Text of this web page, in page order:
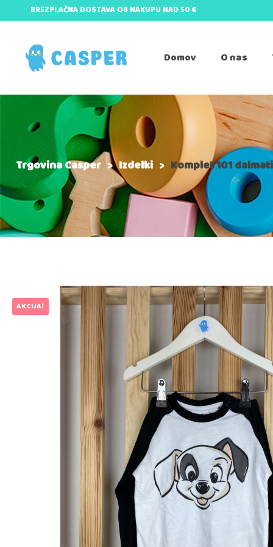
BREZPLAČNA DOSTAVA OB NAKUPU NAD 50 €
Domov O nas
Trgovina Casper >Izdelki > Komplet 101
AKCIJA!